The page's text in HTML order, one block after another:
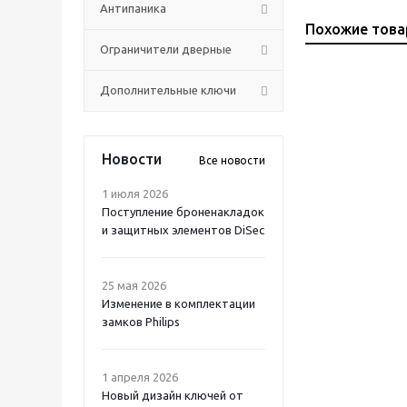
Антипаника
Ограничители дверные
Дополнительные ключи
Новости Все новости
1 июля 2026
Поступление броненакладок
и защитных элементов DiSec
25 мая 2026
Изменение в комплектации
замков Philips
1 апреля 2026
Новый дизайн ключей от
Похожие